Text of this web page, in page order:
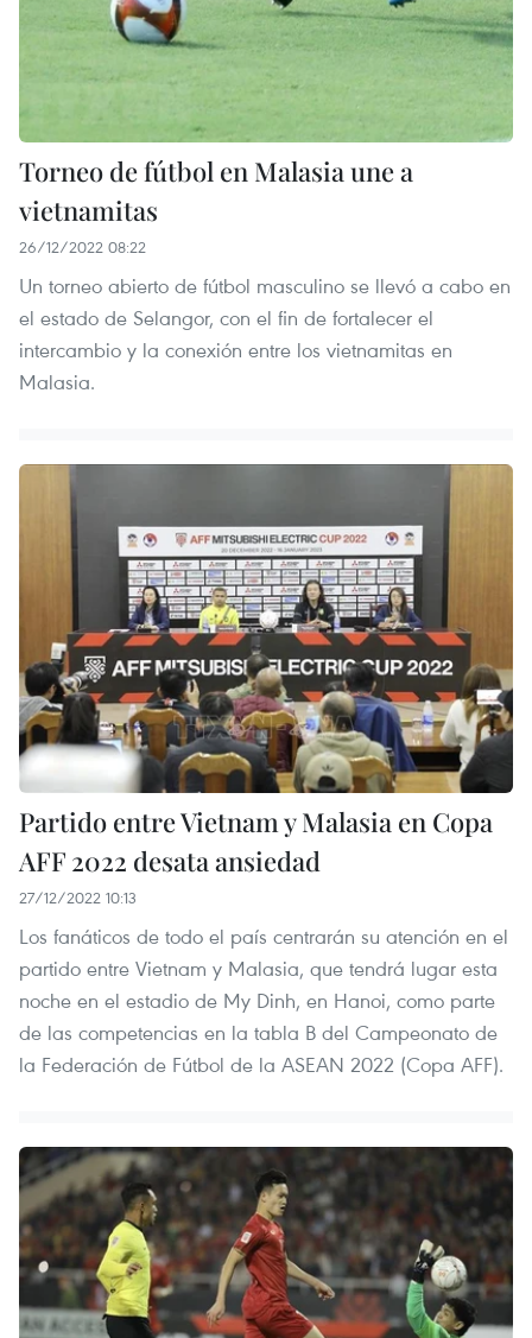
Torneo de fútbol en Malasia une a
vietnamitas
26/12/2022 08:22
Un torneo abierto de fútbol masculino se llevó a cabo en
el estado de Selangor, con el fin de fortalecer el
intercambio y la conexión entre los vietnamitas en
Malasia.
Partido entre Vietnam y Malasia en Copa
AFF 2022 desata ansiedad
27/12/2022 10:13
Los fanáticos de todo el país centrarán su atención en el
partido entre Vietnam y Malasia, que tendrá lugar esta
noche en el estadio de My Dinh, en Hanoi, como parte
de las competencias en la tabla B del Campeonato de
la Federación de Fútbol de la ASEAN 2022 (Copa AFF).